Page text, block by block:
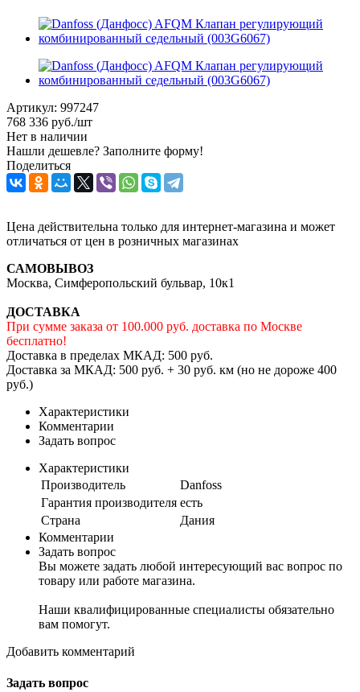
Артикул: 997247
768 336 руб./шт
Нет в наличии
Нашли дешевле? Заполните форму!
Поделиться
Цена действительна только для интернет-магазина и может
отличаться от цен в розничных магазинах
САМОВЫВОЗ
Москва, Симферопольский бульвар, 10к1
ДОСТАВКА
При сумме заказа от 100.000 руб. доставка по Москве
бесплатно!
Доставка в пределах МКАД: 500 руб.
Доставка за МКАД: 500 руб. + 30 руб. км (но не дороже 400
руб.)
Характеристики
Комментарии
Задать вопрос
Характеристики
Производитель
Danfoss
Гарантия производителя есть
Страна
Дания
Комментарии
Задать вопрос
Вы можете задать любой интересующий вас вопрос по
товару или работе магазина.
Наши квалифицированные специалисты обязательно
вам помогут.
Добавить комментарий
Задать вопрос